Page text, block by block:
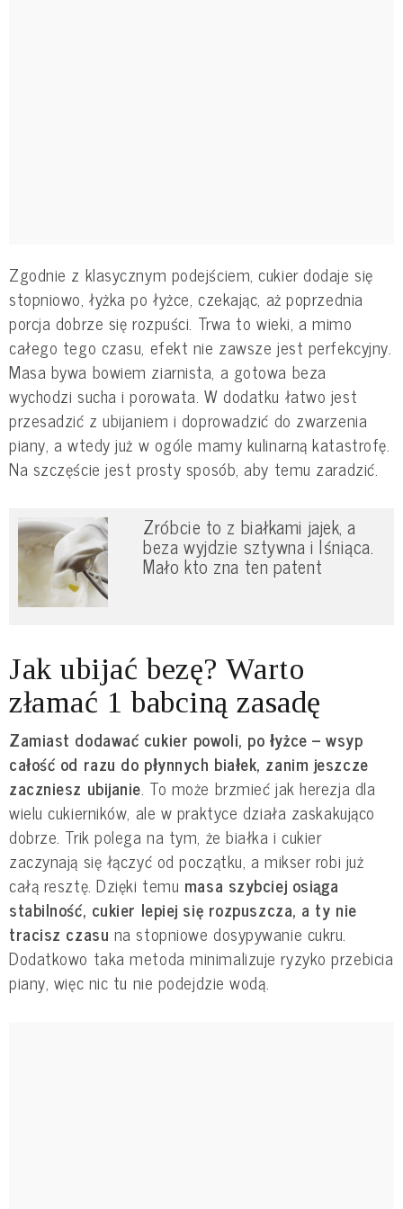
Zgodnie z klasycznym podejściem, cukier dodaje się
stopniowo, łyżka po łyżce, czekając, aż poprzednia
porcja dobrze się rozpuści. Trwa to wieki, a mimo
całego tego czasu, efekt nie zawsze jest perfekcyjny.
Masa bywa bowiem ziarnista, a gotowa beza
wychodzi sucha i porowata. W dodatku łatwo jest
przesadzić z ubijaniem i doprowadzić do zwarzenia
piany, a wtedy już w ogóle mamy kulinarną katastrofę.
Na szczęście jest prosty sposób, aby temu zaradzić.
Zróbcie to z białkami jajek, a
beza wyjdzie sztywna i lśniąca.
Mało kto zna ten patent
Jak ubijać bezę? Warto
złamać 1 babciną zasadę
Zamiast dodawać cukier powoli, po łyżce – wsyp
całość od razu do płynnych białek, zanim jeszcze
zaczniesz ubijanie. To może brzmieć jak herezja dla
wielu cukierników, ale w praktyce działa zaskakująco
dobrze. Trik polega na tym, że białka i cukier
zaczynają się łączyć od początku, a mikser robi już
całą resztę. Dzięki temu masa szybciej osiąga
stabilność, cukier lepiej się rozpuszcza, a ty nie
tracisz czasu na stopniowe dosypywanie cukru.
Dodatkowo taka metoda minimalizuje ryzyko przebicia
piany, więc nic tu nie podejdzie wodą.